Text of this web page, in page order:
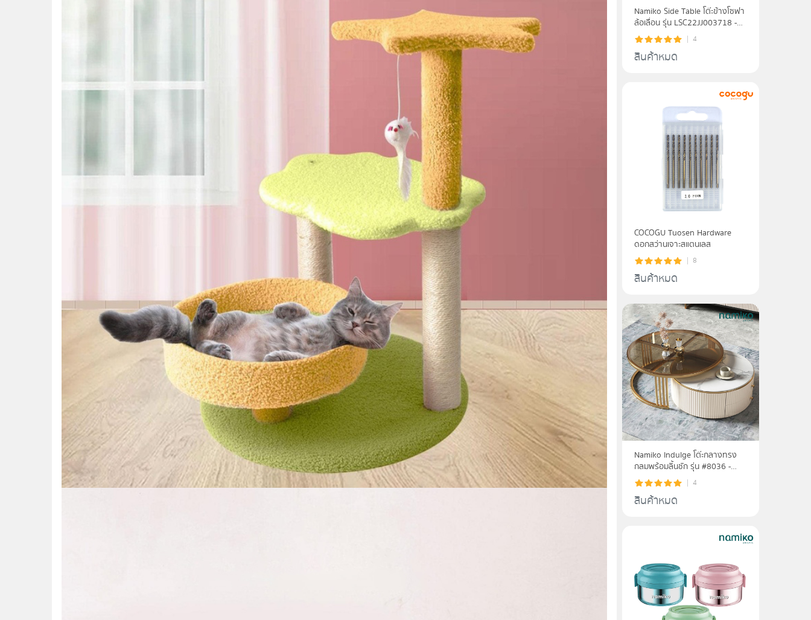
Namiko Side Table โต๊ะข้างโซฟา
ล้อเลื่อน รุ่น LSC22JJ003718 -
wood
4
สินค้าหมด
COCOGU Tuosen Hardware
ดอกสว่านเจาะสแตนเลส
8
สินค้าหมด
Namiko Indulge โต๊ะกลางทรง
กลมพร้อมลิ้นชัก รุ่น #8036 -
white
4
สินค้าหมด